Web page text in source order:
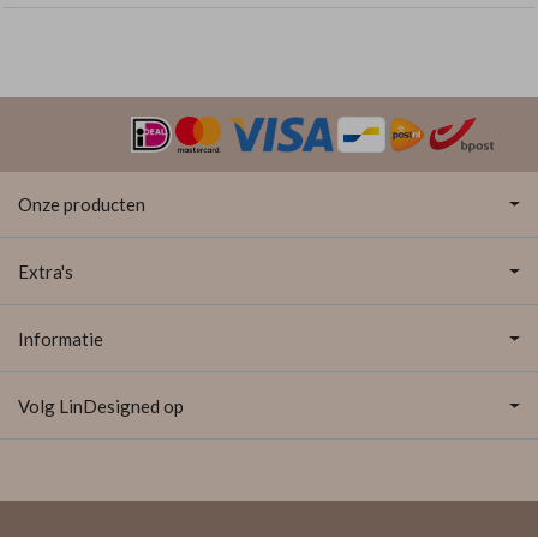
Onze producten
Extra's
Informatie
Volg LinDesigned op